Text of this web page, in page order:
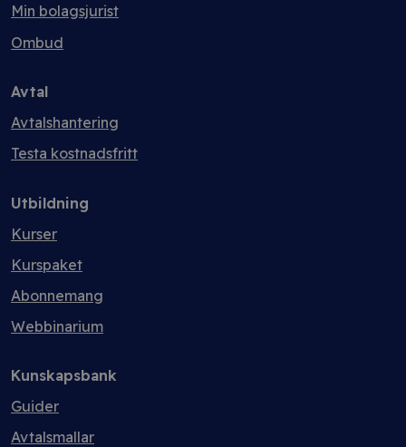
Min bolagsjurist
Ombud
Avtal
Avtalshantering
Testa kostnadsfritt
Utbildning
Kurser
Kurspaket
Abonnemang
Webbinarium
Kunskapsbank
Guider
Avtalsmallar